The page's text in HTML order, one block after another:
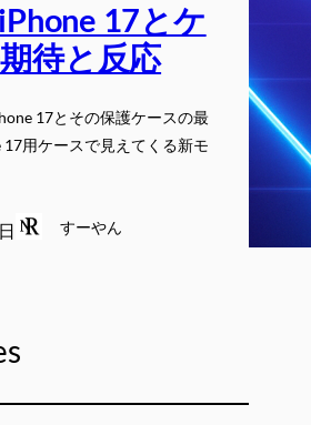
17とケ
待と反応
17とその保護ケースの最
17用ケースで見えてくる新モ
すーやん